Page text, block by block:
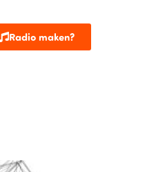
Radio maken?